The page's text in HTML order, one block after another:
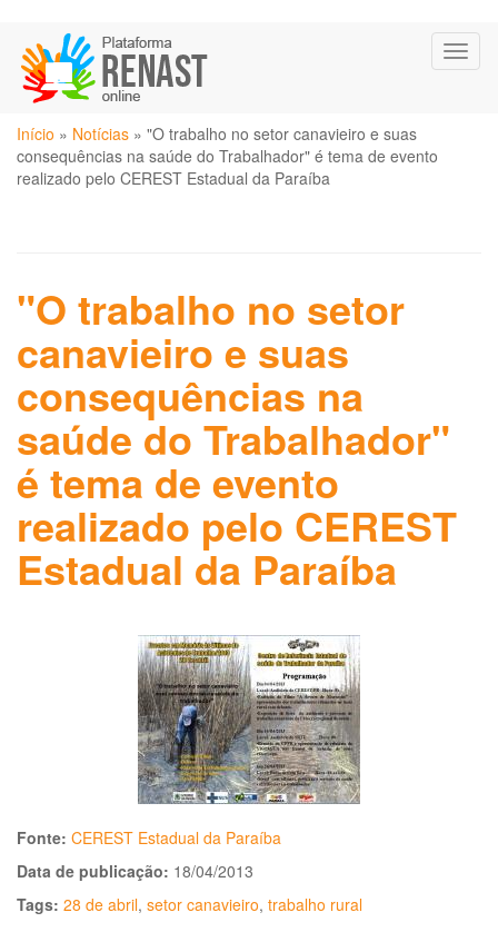
para
conteúdo
principal
Você
está
aqui
Início » Notícias » "O trabalho no setor canavieiro e suas
consequências na saúde do Trabalhador" é tema de evento
realizado pelo CEREST Estadual da Paraíba
"O trabalho no setor
canavieiro e suas
consequências na
saúde do Trabalhador"
é tema de evento
realizado pelo CEREST
Estadual da Paraíba
Fonte: CEREST Estadual da Paraíba
Data de publicação: 18/04/2013
Tags: 28 de abril, setor canavieiro, trabalho rural